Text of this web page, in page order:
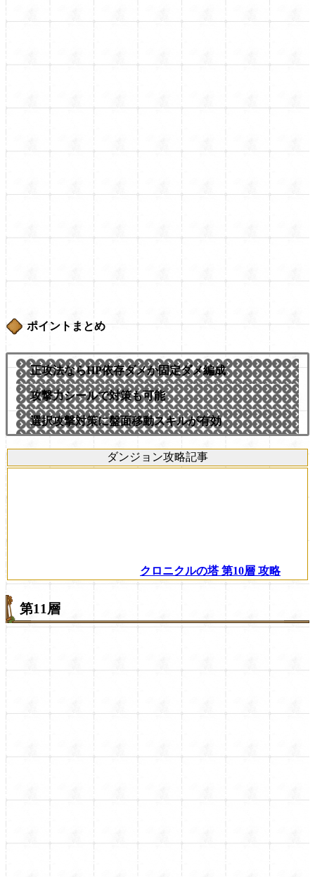
ポイントまとめ
正攻法ならHP依存ダメか固定ダメ編成
攻撃力シールで対策も可能
選択攻撃対策に盤面移動スキルが有効
ダンジョン攻略記事
クロニクルの塔 第10層 攻略
第11層